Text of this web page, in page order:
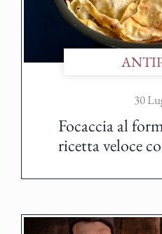
30
Focaccia al
ricetta veloce